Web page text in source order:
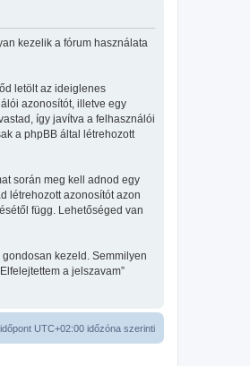
kezelik a fórum használata
letölt az ideiglenes
azonosítót, illetve egy
így javítva a felhasználói
a phpBB által létrehozott
során meg kell adnod egy
létrehozott azonosítót azon
függ. Lehetőséged van
kezeld. Semmilyen
a jelszavam”
UTC+02:00 időzóna szerinti